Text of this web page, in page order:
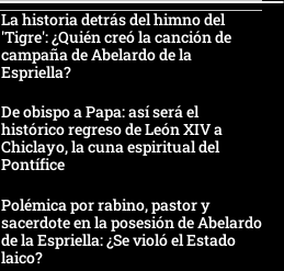
La historia detrás del himno del
'Tigre': ¿Quién creó la canción de
campaña de Abelardo de la
Espriella?
De obispo a Papa: así será el
histórico regreso de León XIV a
Chiclayo, la cuna espiritual del
Pontífice
Polémica por rabino, pastor y
sacerdote en la posesión de Abelardo
de la Espriella: ¿Se violó el Estado
laico?